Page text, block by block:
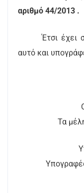
αριθμό 44/2013 .
Έτσι έχει
αυτό και
Τα